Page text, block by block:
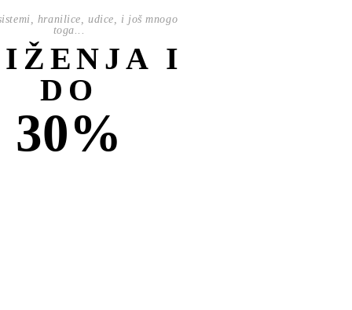
hranilice, udice, i još mnogo
toga...
I
DO
30%